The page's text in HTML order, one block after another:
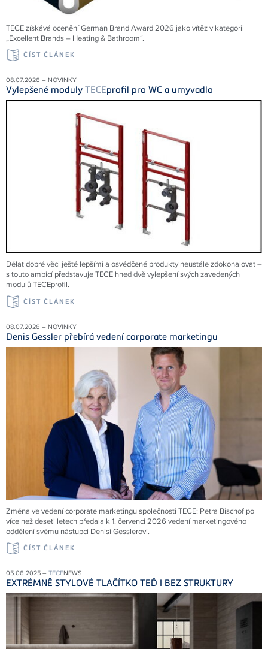
TECE získává ocenění German Brand Award 2026 jako vítěz v kategorii
„Excellent Brands – Heating & Bathroom“.
ČÍST ČLÁNEK
08.07.2026 – NOVINKY
Vylepšené moduly TECEprofil pro WC a umyvadlo
Dělat dobré věci ještě lepšími a osvědčené produkty neustále zdokonalovat –
s touto ambicí představuje TECE hned dvě vylepšení svých zavedených
modulů TECEprofil.
ČÍST ČLÁNEK
08.07.2026 – NOVINKY
Denis Gessler přebírá vedení corporate marketingu
Změna ve vedení corporate marketingu společnosti TECE: Petra Bischof po
více než deseti letech předala k 1. červenci 2026 vedení marketingového
oddělení svému nástupci Denisi Gesslerovi.
ČÍST ČLÁNEK
05.06.2025 – TECENEWS
EXTRÉMNĚ STYLOVÉ TLAČÍTKO TEĎ I BEZ STRUKTURY